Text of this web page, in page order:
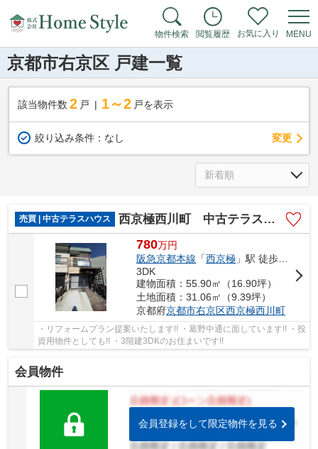
物件検索 閲覧履歴 お気に入り MENU
京都市右京区 戸建一覧
該当物件数 2 戸 1～2 戸を表示
絞り込み条件： なし 変更
売買 | 中古テラスハウス 西京極西川町 中古テラスハウス
780万円
阪急京都本線 「西京極 」駅 徒歩6分
3DK
建物面積：55.90㎡（16.90坪）
土地面積：31.06㎡（9.39坪）
京都府京都市右京区西京極西川町
・リフォームプラン提案いたします!! ・葛野中通に面しています!! ・投
資用物件としても!! ・3階建3DKのお住まいです!!
会員物件
会員登録をして限定物件を見る